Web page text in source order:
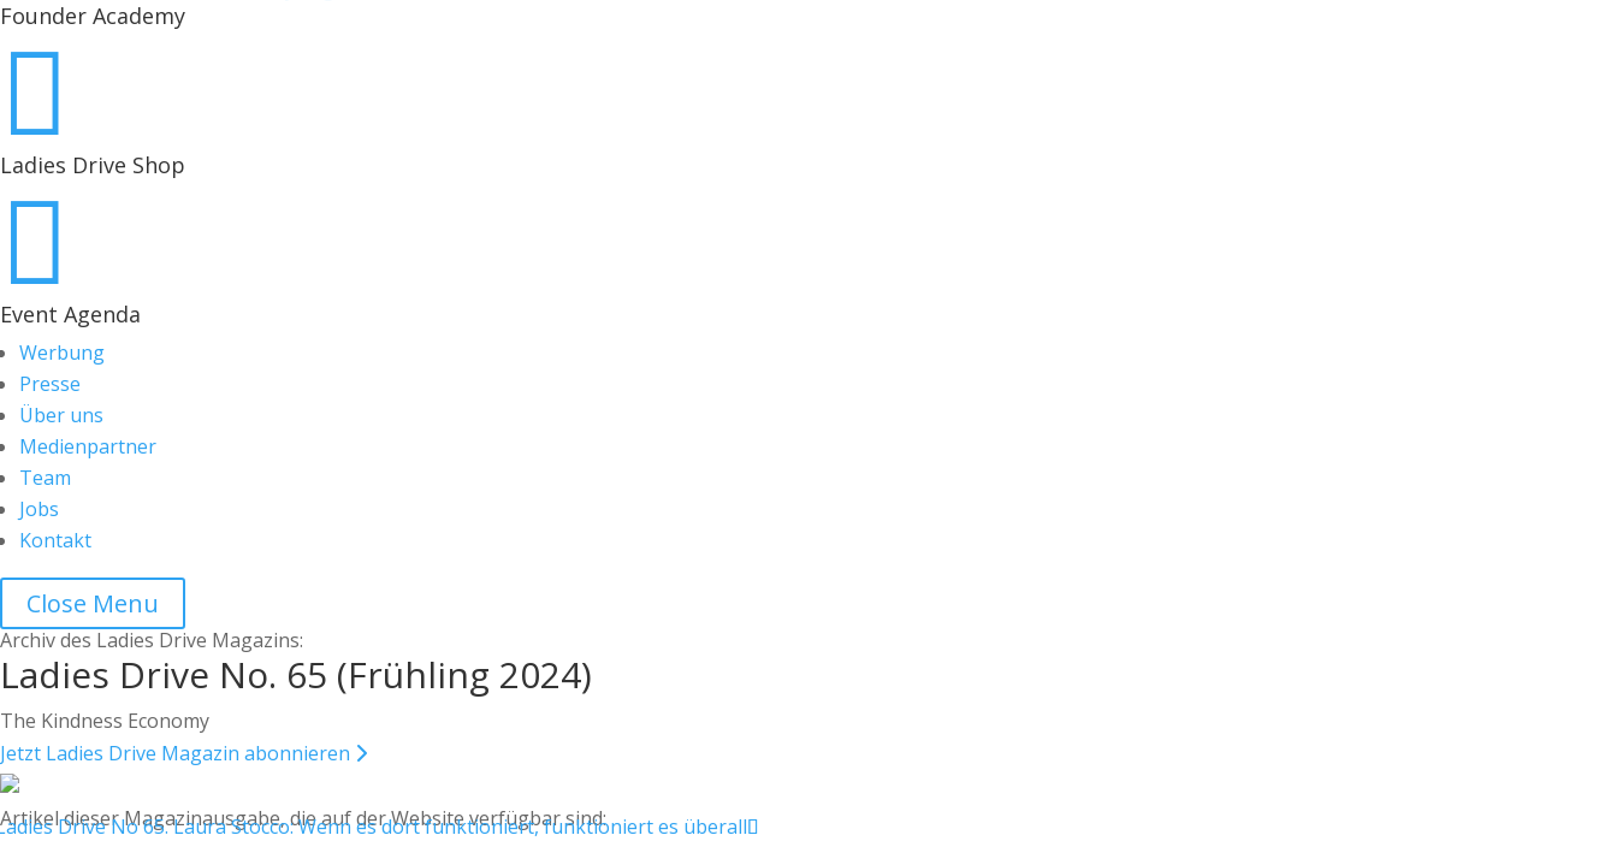
Founder Academy

Ladies Drive Shop

Event Agenda
Werbung
Presse
Über uns
Medienpartner
Team
Jobs
Kontakt
Close Menu
Archiv des Ladies Drive Magazins:
Ladies Drive No. 65 (Frühling 2024)
The Kindness Economy
Jetzt Ladies Drive Magazin abonnieren
Artikel dieser Magazinausgabe, die auf der Website verfügbar sind: